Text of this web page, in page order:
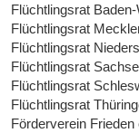
Flüchtlingsrat
Flüchtlingsrat
Flüchtlingsrat
Flüchtlingsrat
Flüchtlingsrat
Flüchtlingsrat
Förderverein